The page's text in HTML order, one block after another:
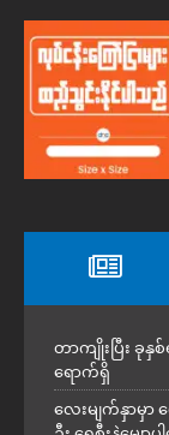
တာကျိုးပြီး ခုနှ
ရောက်ရှိ
လေးမျက်နှာမှာ